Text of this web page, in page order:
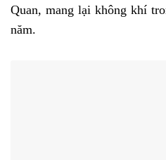
Quan, mang lại không khí
năm.